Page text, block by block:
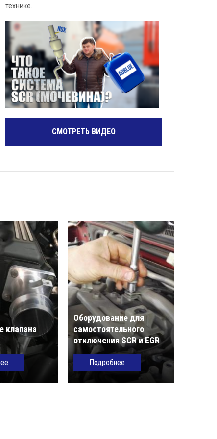
технике.
СМОТРЕТЬ ВИДЕО
клапана
Оборудование для
самостоятельного
отключения SCR и EGR
Подробнее